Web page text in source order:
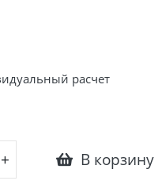
расчет
+ В корзину